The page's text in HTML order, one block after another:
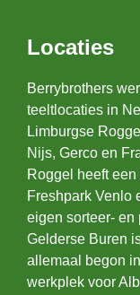
Locaties
Berrybrothers
teeltlocaties in
Limburgse
Nijs, Gerco en
Roggel heeft
Freshpark Venlo
eigen sorteer- en
Gelderse Buren
allemaal begon in
werkplek voor